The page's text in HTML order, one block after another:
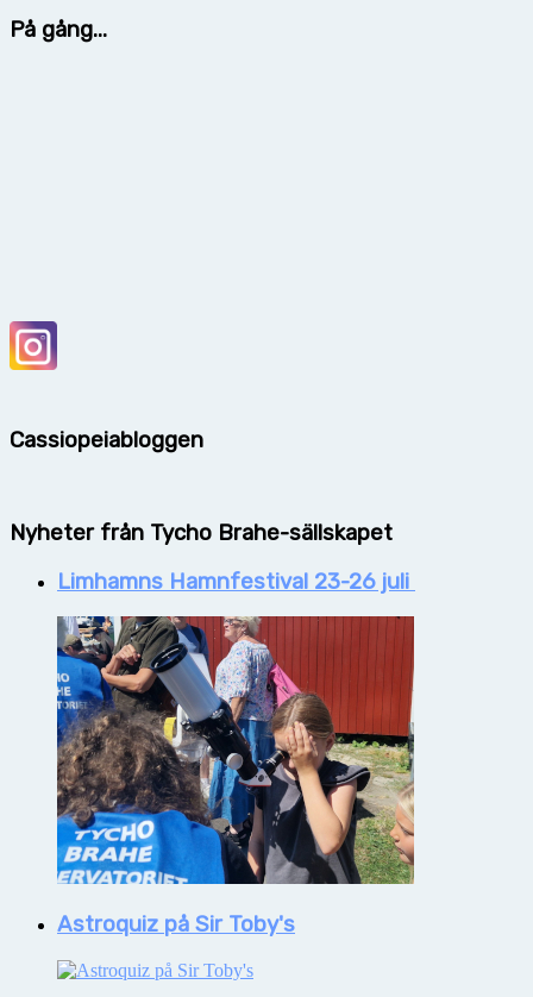
På gång...
Cassiopeiabloggen
Nyheter från Tycho Brahe-sällskapet
Limhamns Hamnfestival 23-26 juli
Astroquiz på Sir Toby's